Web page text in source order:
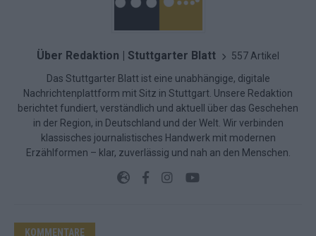
Über Redaktion | Stuttgarter Blatt 557 Artikel
Das Stuttgarter Blatt ist eine unabhängige, digitale
Nachrichtenplattform mit Sitz in Stuttgart. Unsere Redaktion
berichtet fundiert, verständlich und aktuell über das Geschehen
in der Region, in Deutschland und der Welt. Wir verbinden
klassisches journalistisches Handwerk mit modernen
Erzählformen – klar, zuverlässig und nah an den Menschen.
KOMMENTARE